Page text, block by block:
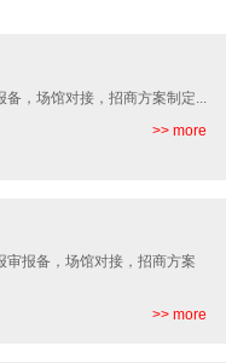
，场馆对接，招商方案制定...
>> more
报备，场馆对接，招商方案
>> more